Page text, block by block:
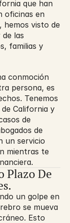
que han
oficinas en
hemos visto de
las
familias y
conmoción
persona, es
Tenemos
California y
de
de
un servicio
mientras te
Plazo De
un golpe en
se mueva
Esto